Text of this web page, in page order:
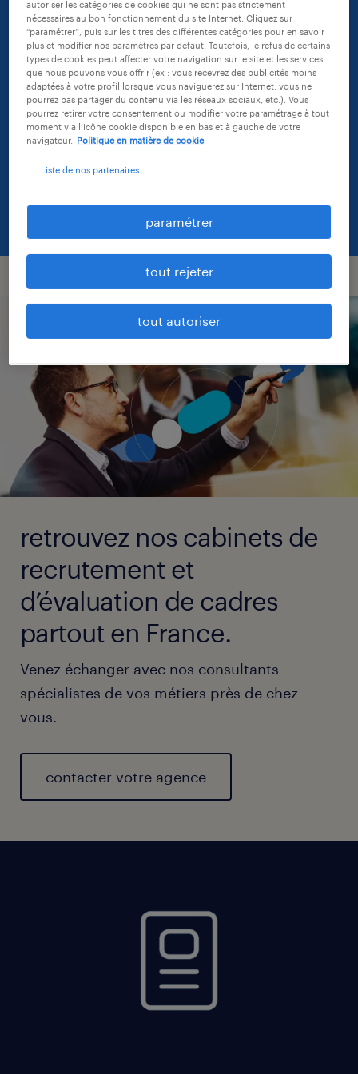
une offre unique
spécialisée par secteur
d'activité.
retrouvez nos cabinets de
recrutement et
d’évaluation de cadres
partout en France.
Venez échanger avec nos consultants
spécialistes de vos métiers près de chez
vous.
contacter votre agence
autoriser les catégories de cookies qui ne sont pas strictement
nécessaires au bon fonctionnement du site Internet. Cliquez sur
“paramétrer”, puis sur les titres des différentes catégories pour en savoir
plus et modifier nos paramètres par défaut. Toutefois, le refus de certains
types de cookies peut affecter votre navigation sur le site et les services
que nous pouvons vous offrir (ex : vous recevrez des publicités moins
adaptées à votre profil lorsque vous naviguerez sur Internet, vous ne
pourrez pas partager du contenu via les réseaux sociaux, etc.). Vous
pourrez retirer votre consentement ou modifier votre paramétrage à tout
moment via l’icône cookie disponible en bas et à gauche de votre
navigateur.
Politique en matière de cookie
Liste de nos partenaires
paramétrer
tout rejeter
tout autoriser